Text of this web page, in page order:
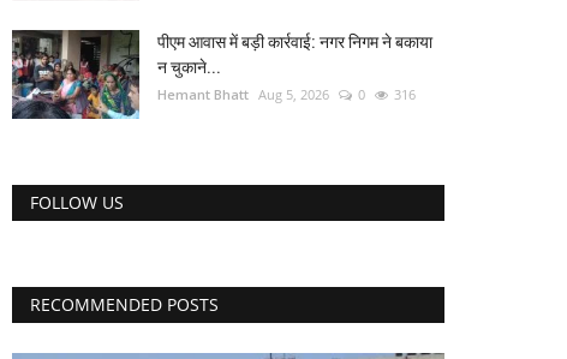
पीएम आवास में बड़ी कार्रवाई: नगर निगम ने बकाया
न चुकाने...
Hemant Bhatt Aug 5, 2026 0 316
FOLLOW US
RECOMMENDED POSTS